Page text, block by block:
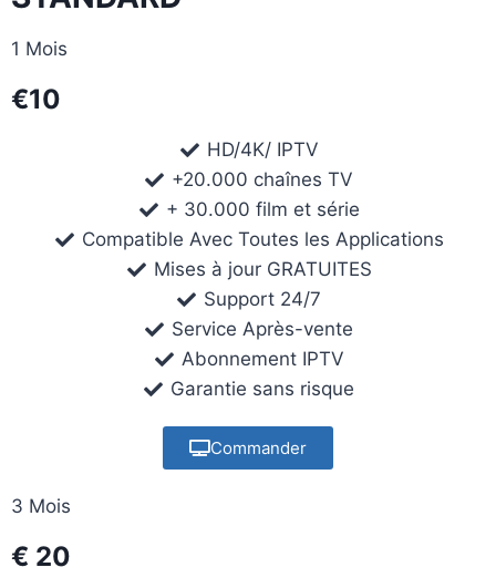
1 Mois
€10
HD/4K/ IPTV
+20.000 chaînes TV
+ 30.000 film et série
Compatible Avec Toutes les Applications
Mises à jour GRATUITES
Support 24/7
Service Après-vente
Abonnement IPTV
Garantie sans risque
Commander
3 Mois
€ 20